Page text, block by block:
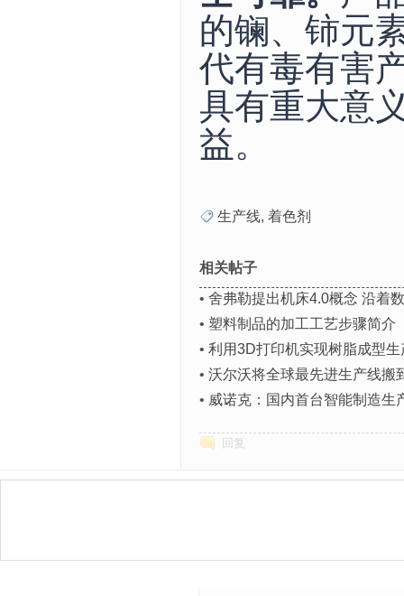
的镧、铈元
代有毒有害
具有重大意
益。
生产线, 着色剂
相关帖子
• 舍弗勒提出机床4.0概念 沿着
• 塑料制品的加工工艺步骤简介
• 利用3D打印机实现树脂成型
• 沃尔沃将全球最先进生产线搬
• 威诺克：国内首台智能制造生
回复